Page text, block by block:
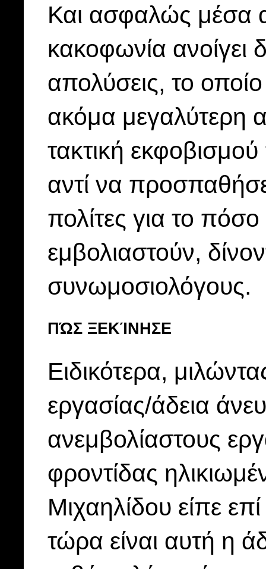
Και ασφαλώς μέσα
κακοφωνία ανοίγει
απολύσεις, το
ακόμα μεγαλύτερη
τακτική
αντί να
πολίτες για το
εμβολιαστούν,
συνωμοσιολόγους.
ΠΏΣ ΞΕΚΊΝΗΣΕ
Ειδικότερα,
εργασίας/άδεια
ανεμβολίαστους
φροντίδας
Μιχαηλίδου είπε
τώρα είναι αυτή η